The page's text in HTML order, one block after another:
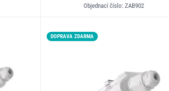
Objednací číslo: ZAB902
DOPRAVA ZDARMA